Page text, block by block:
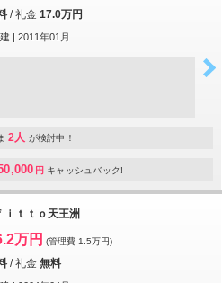
/礼金 17.0万円
| 2011年01月
2人 が検討中！
円 キャッシュバック!
ｉｔｔｏ天王洲
万円 (管理費 1.5万円)
/礼金 無料